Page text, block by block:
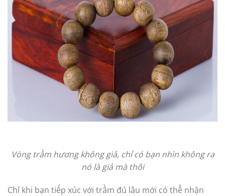
Vòng trầm hương không giả, chỉ có bạn nhìn không ra
nó là giả mà thôi
Chỉ khi bạn tiếp xúc với trầm đủ lâu mới có thể nhận